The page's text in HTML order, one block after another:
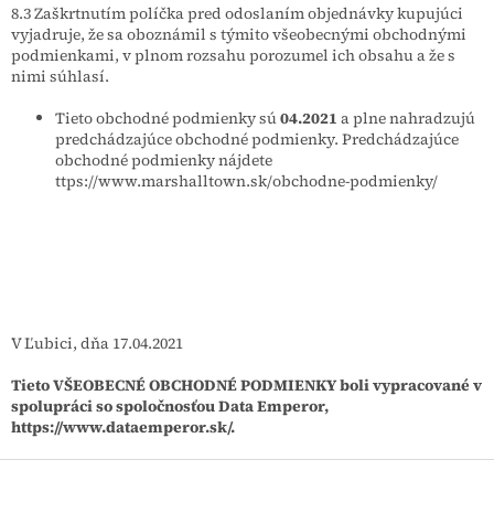
8.3 Zaškrtnutím políčka pred odoslaním objednávky kupujúci
vyjadruje, že sa oboznámil s týmito všeobecnými obchodnými
podmienkami, v plnom rozsahu porozumel ich obsahu a že s
nimi súhlasí.
Tieto obchodné podmienky sú04.2021 a plne nahradzujú
predchádzajúce obchodné podmienky. Predchádzajúce
obchodné podmienky nájdete
ttps://www.marshalltown.sk/obchodne-podmienky/
V Ľubici, dňa 17.04.2021
Tieto VŠEOBECNÉ OBCHODNÉ PODMIENKY boli vypracované v
spolupráci so spoločnosťou Data Emperor,
https://www.dataemperor.sk/.
Z